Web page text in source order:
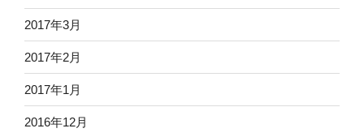
2017年3月
2017年2月
2017年1月
2016年12月